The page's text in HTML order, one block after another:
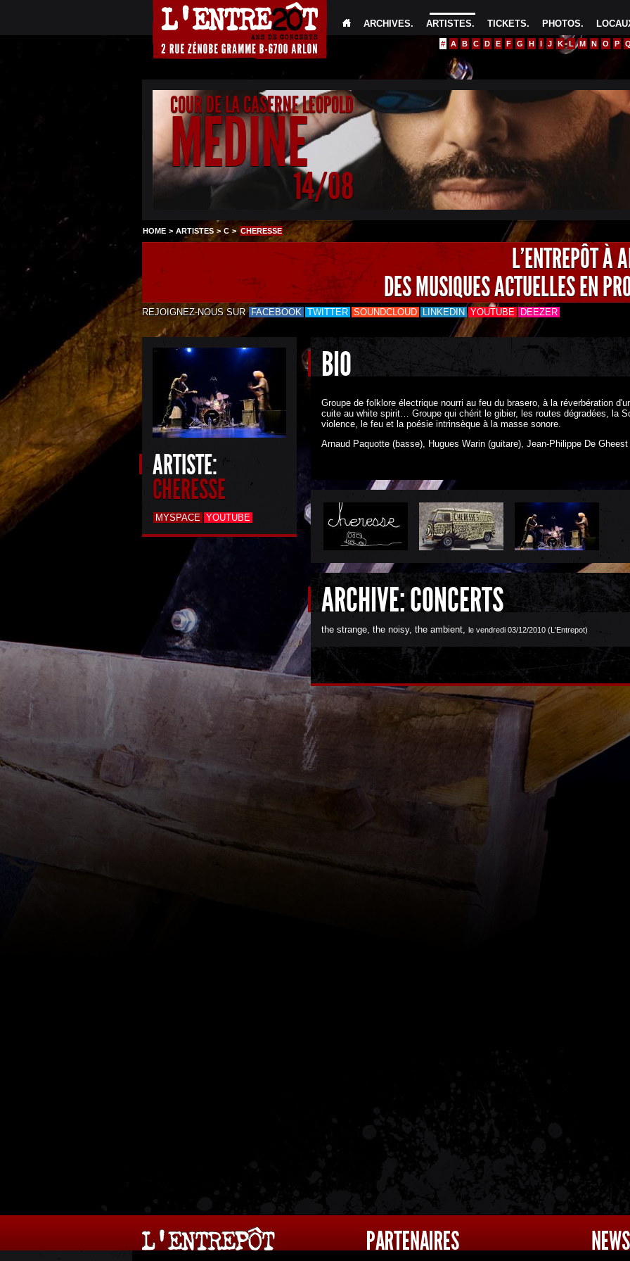
PHOTOS.
TICKETS.
ARTISTES.
ARCHIVES.
# A B C D E F G H I J K L M N O P
COUR DE LA CASERNE LEOPOLD
MEDINE
14/08
HOME > ARTISTES > C > CHERESSE
L'ENTREPÔT À
DES MUSIQUES ACTUELLES EN
REJOIGNEZ-NOUS SUR FACEBOOK TWITTER SOUNDCLOUD LINKEDIN YOUTUBE DEEZER
ARTISTE:
CHERESSE
MYSPACE YOUTUBE
BIO
Groupe de folklore électrique nourri au feu du brasero, à la réverbération
cuite au white spirit… Groupe qui chérit le gibier, les routes dégradées, la
violence, le feu et la poésie intrinsèque à la masse sonore.
Arnaud Paquotte (basse), Hugues Warin (guitare), Jean-Philippe De
ARCHIVE: CONCERTS
the strange, the noisy, the ambient le vendredi 03/12/2010 (L'Entrepot)